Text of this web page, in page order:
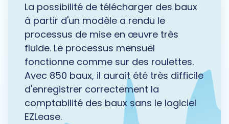
La possibilité de télécharger des baux
à partir d'un modèle a rendu le
processus de mise en œuvre très
fluide. Le processus mensuel
fonctionne comme sur des roulettes.
Avec 850 baux, il aurait été très difficile
d'enregistrer correctement la
comptabilité des baux sans le logiciel
EZLease.